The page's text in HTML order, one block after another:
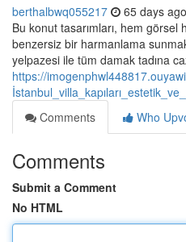
berthalbwq055217 65 days ago
Bu konut tasarımları, hem
benzersiz bir harmanlama
yelpazesi ile tüm damak tadına
https://
Comments
Who
Comments
Submit a Comment
No HTML